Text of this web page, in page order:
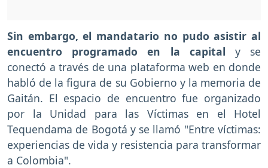
Sin embargo, el mandatario no pudo asistir al
encuentro programado en la capital y se
conectó a través de una plataforma web en donde
habló de la figura de su Gobierno y la memoria de
Gaitán. El espacio de encuentro fue organizado
por la Unidad para las Víctimas en el Hotel
Tequendama de Bogotá y se llamó "Entre víctimas:
experiencias de vida y resistencia para transformar
a Colombia".